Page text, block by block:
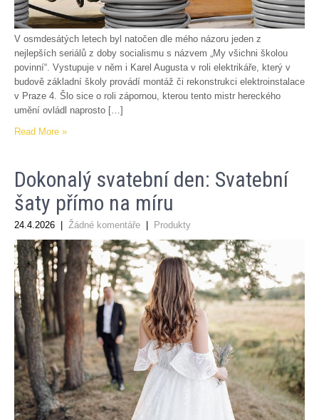
V osmdesátých letech byl natočen dle mého názoru jeden z
nejlepších seriálů z doby socialismu s názvem „My všichni školou
povinní“. Vystupuje v něm i Karel Augusta v roli elektrikáře, který v
budově základní školy provádí montáž či rekonstrukci elektroinstalace
v Praze 4. Šlo sice o roli zápornou, kterou tento mistr hereckého
umění ovládl naprosto […]
Read More »
Dokonalý svatební den: Svatební
šaty přímo na míru
24.4.2026 Žádné komentáře Produkty